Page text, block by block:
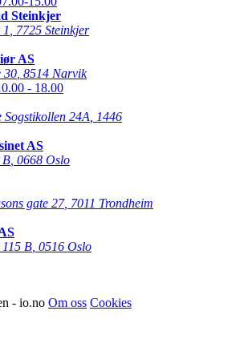
Steinkjer
7725 Steinkjer
AS
30 8514 Narvik
- 18.00
24A
1446
AS
B 0668 Oslo
gate 27, 7011 Trondheim
115 B 0516 Oslo
- io.no Om oss Cookies